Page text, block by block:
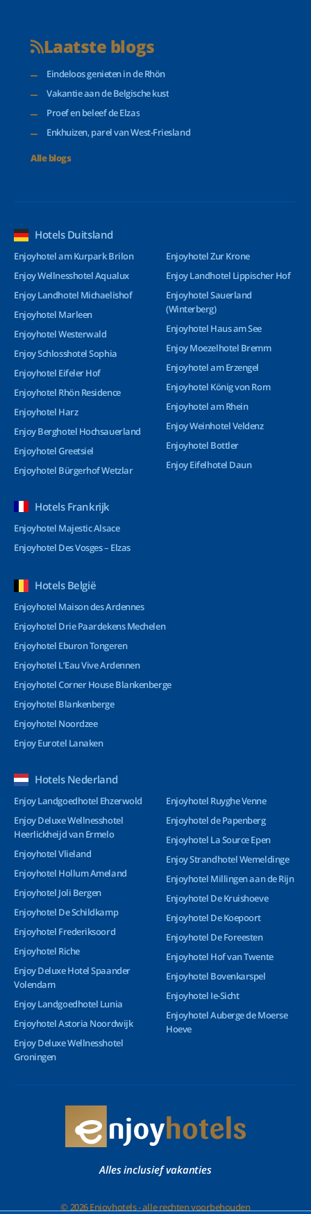
Laatste blogs
Eindeloos genieten in de Rhön
Vakantie aan de Belgische kust
Proef en beleef de Elzas
Enkhuizen, parel van West-Friesland
Alle blogs
Hotels Duitsland
Enjoyhotel am Kurpark Brilon
Enjoy Wellnesshotel Aqualux
Enjoy Landhotel Michaelishof
Enjoyhotel Marleen
Enjoyhotel Westerwald
Enjoy Schlosshotel Sophia
Enjoyhotel Eifeler Hof
Enjoyhotel Rhön Residence
Enjoyhotel Harz
Enjoy Berghotel Hochsauerland
Enjoyhotel Greetsiel
Enjoyhotel Bürgerhof Wetzlar
Enjoyhotel Zur Krone
Enjoy Landhotel Lippischer Hof
Enjoyhotel Sauerland
(Winterberg)
Enjoyhotel Haus am See
Enjoy Moezelhotel Bremm
Enjoyhotel am Erzengel
Enjoyhotel König von Rom
Enjoyhotel am Rhein
Enjoy Weinhotel Veldenz
Enjoyhotel Bottler
Enjoy Eifelhotel Daun
Hotels Frankrijk
Enjoyhotel Majestic Alsace
Enjoyhotel Des Vosges – Elzas
Hotels België
Enjoyhotel Maison des Ardennes
Enjoyhotel Drie Paardekens Mechelen
Enjoyhotel Eburon Tongeren
Enjoyhotel L’Eau Vive Ardennen
Enjoyhotel Corner House Blankenberge
Enjoyhotel Blankenberge
Enjoyhotel Noordzee
Enjoy Eurotel Lanaken
Hotels Nederland
Enjoy Landgoedhotel Ehzerwold
Enjoy Deluxe Wellnesshotel
Heerlickheijd van Ermelo
Enjoyhotel Vlieland
Enjoyhotel Hollum Ameland
Enjoyhotel Joli Bergen
Enjoyhotel De Schildkamp
Enjoyhotel Frederiksoord
Enjoyhotel Riche
Enjoy Deluxe Hotel Spaander
Volendam
Enjoy Landgoedhotel Lunia
Enjoyhotel Astoria Noordwijk
Enjoy Deluxe Wellnesshotel
Groningen
Enjoyhotel Ruyghe Venne
Enjoyhotel de Papenberg
Enjoyhotel La Source Epen
Enjoy Strandhotel Wemeldinge
Enjoyhotel Millingen aan de Rijn
Enjoyhotel De Kruishoeve
Enjoyhotel De Koepoort
Enjoyhotel De Foreesten
Enjoyhotel Hof van Twente
Enjoyhotel Bovenkarspel
Enjoyhotel Ie-Sicht
Enjoyhotel Auberge de Moerse
Hoeve
Alles inclusief vakanties
© 2026 Enjoyhotels - alle rechten voorbehouden